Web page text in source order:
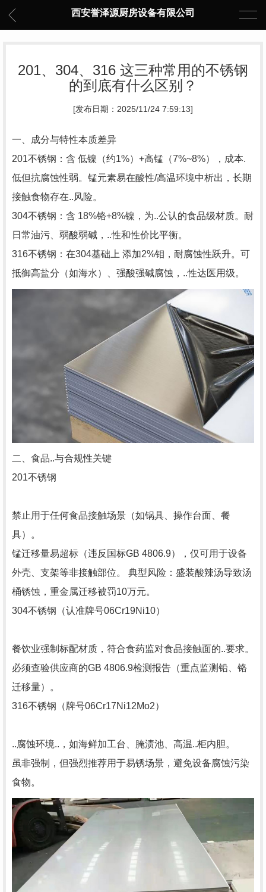
西安誉泽源厨房设备有限公司
201、304、316 这三种常用的不锈钢
的到底有什么区别？
[发布日期：2025/11/24 7:59:13]
一、成分与特性本质差异
201不锈钢：含 低镍（约1%）+高锰（7%~8%），成本.
低但抗腐蚀性弱。锰元素易在酸性/高温环境中析出，长期
接触食物存在..风险。
304不锈钢：含 18%铬+8%镍，为..公认的食品级材质。耐
日常油污、弱酸弱碱，..性和性价比平衡。
316不锈钢：在304基础上 添加2%钼，耐腐蚀性跃升。可
抵御高盐分（如海水）、强酸强碱腐蚀，..性达医用级。
二、食品..与合规性关键
201不锈钢
禁止用于任何食品接触场景（如锅具、操作台面、餐
具）。
锰迁移量易超标（违反国标GB 4806.9），仅可用于设备
外壳、支架等非接触部位。 典型风险：盛装酸辣汤导致汤
桶锈蚀，重金属迁移被罚10万元。
304不锈钢（认准牌号06Cr19Ni10）
餐饮业强制标配材质，符合食药监对食品接触面的..要求。
必须查验供应商的GB 4806.9检测报告（重点监测铅、铬
迁移量）。
316不锈钢（牌号06Cr17Ni12Mo2）
..腐蚀环境..，如海鲜加工台、腌渍池、高温..柜内胆。
虽非强制，但强烈推荐用于易锈场景，避免设备腐蚀污染
食物。